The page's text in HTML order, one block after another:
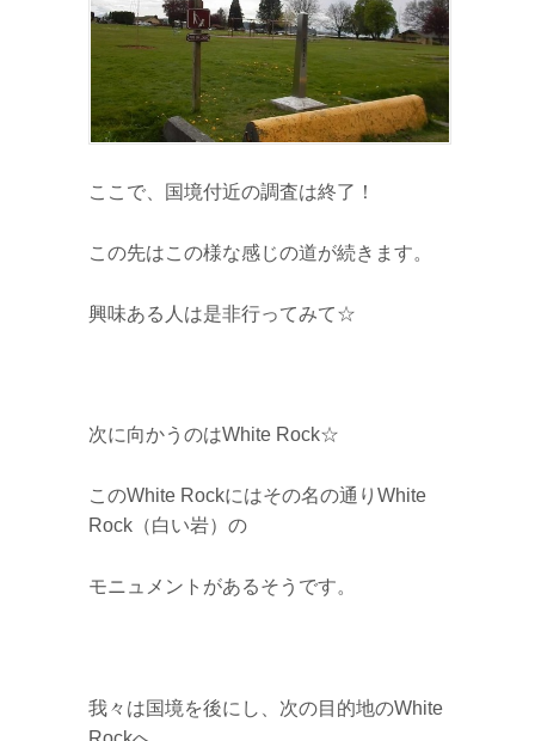
ここで、国境付近の調査は終了！
この先はこの様な感じの道が続きます。
興味ある人は是非行ってみて☆
次に向かうのはWhite Rock☆
このWhite Rockにはその名の通りWhite
Rock（白い岩）の
モニュメントがあるそうです。
我々は国境を後にし、次の目的地のWhite